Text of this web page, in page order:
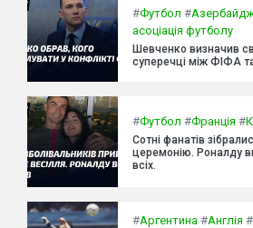
#Футбол #
асоціація футболу
Шевченко визначив
суперечці між ФІФА
#Футбол #Франція #
Сотні фанатів
церемонію. Роналду
всіх.
#Аргентина #Англія #